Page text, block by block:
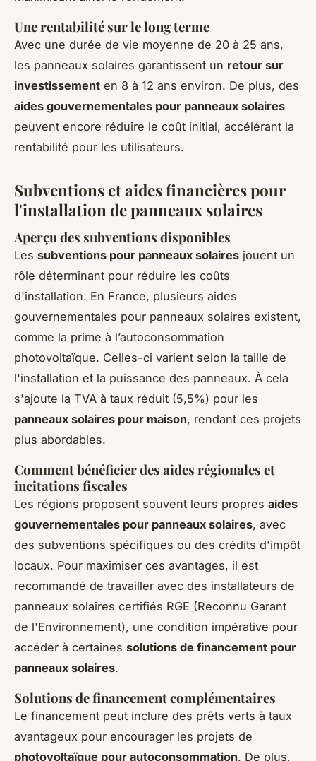
Une rentabilité sur le long terme
Avec une durée de vie moyenne de 20 à 25 ans,
les panneaux solaires garantissent un retour sur
investissement en 8 à 12 ans environ. De plus, des
aides gouvernementales pour panneaux solaires
peuvent encore réduire le coût initial, accélérant la
rentabilité pour les utilisateurs.
Subventions et aides financières pour
l'installation de panneaux solaires
Aperçu des subventions disponibles
Les subventions pour panneaux solaires jouent un
rôle déterminant pour réduire les coûts
d'installation. En France, plusieurs aides
gouvernementales pour panneaux solaires existent,
comme la prime à l’autoconsommation
photovoltaïque. Celles-ci varient selon la taille de
l'installation et la puissance des panneaux. À cela
s'ajoute la TVA à taux réduit (5,5%) pour les
panneaux solaires pour maison, rendant ces projets
plus abordables.
Comment bénéficier des aides régionales et
incitations fiscales
Les régions proposent souvent leurs propres aides
gouvernementales pour panneaux solaires, avec
des subventions spécifiques ou des crédits d'impôt
locaux. Pour maximiser ces avantages, il est
recommandé de travailler avec des installateurs de
panneaux solaires certifiés RGE (Reconnu Garant
de l'Environnement), une condition impérative pour
accéder à certaines solutions de financement pour
panneaux solaires.
Solutions de financement complémentaires
Le financement peut inclure des prêts verts à taux
avantageux pour encourager les projets de
photovoltaïque pour autoconsommation. De plus,